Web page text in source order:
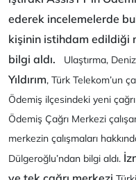
ederek incelemelerde
kişinin istihdam edildiği
bilgi aldı.
Ulaştırma,
Yıldırım, Türk Telekom’un
Ödemiş ilçesindeki yeni
Ödemiş Çağrı Merkezi
merkezin çalışmaları
Dülgeroğlu’ndan bilgi aldı.